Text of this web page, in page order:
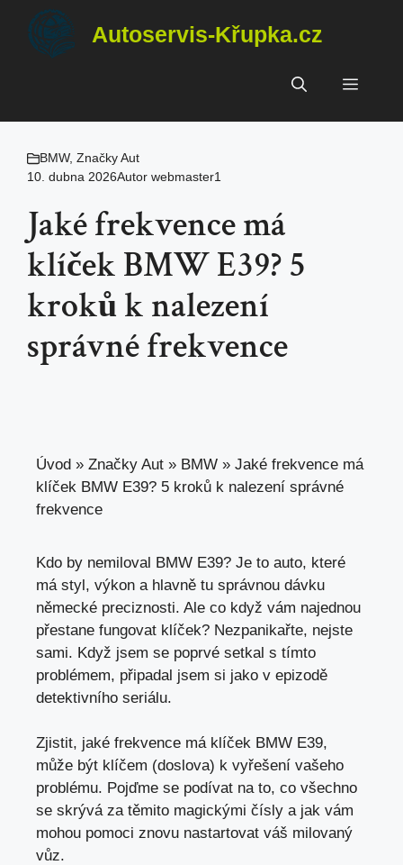
Přeskočit
obsah
Autoservis-Křupka.cz
Menu
BMW, Značky Aut
10. dubna 2026Autor webmaster1
Jaké frekvence má
klíček BMW E39? 5
kroků k nalezení
správné frekvence
Úvod » Značky Aut » BMW » Jaké frekvence má
klíček BMW E39? 5 kroků k nalezení správné
frekvence
Kdo by nemiloval BMW E39? Je to auto, které
má styl, výkon a hlavně tu správnou dávku
německé preciznosti. Ale co když vám najednou
přestane fungovat klíček? Nezpanikařte, nejste
sami. Když jsem se poprvé setkal s tímto
problémem, připadal jsem si jako v epizodě
detektivního seriálu.
Zjistit, jaké frekvence má klíček BMW E39,
může být klíčem (doslova) k vyřešení vašeho
problému. Pojďme se podívat na to, co všechno
se skrývá za těmito magickými čísly a jak vám
mohou pomoci znovu nastartovat váš milovaný
vůz.